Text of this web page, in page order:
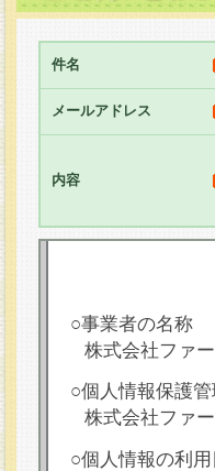
件名
メールアドレス
内容
○事業者の名称
株式会社ファ
○個人情報保護
株式会社フ
○個人情報の利